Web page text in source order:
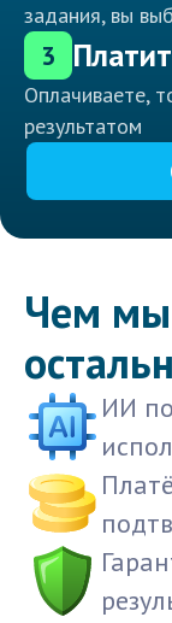
задания, вы
3
Оплачиваете,
результатом
Чем
ИИ